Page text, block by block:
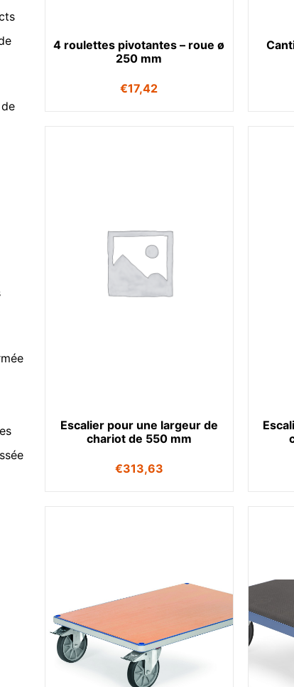
4 roulettes pivotantes – roue ø
250 mm
€17,42
Escalier pour une largeur de
chariot de 550 mm
€313,63